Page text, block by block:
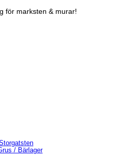
för marksten & murar!
/ Bärlager